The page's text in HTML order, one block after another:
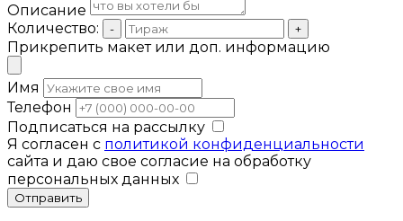
Описание
Количество:
- +
Прикрепить макет или доп. информацию
Имя
Телефон
Подписаться на рассылку
Я согласен с политикой конфиденциальности
сайта и даю свое согласие на обработку
персональных данных
Отправить